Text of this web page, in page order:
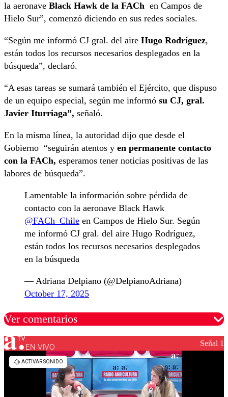
la aeronave Black Hawk de la FACh en Campos de
Hielo Sur”, comenzó diciendo en sus redes sociales.
“Según me informó CJ gral. del aire Hugo Rodríguez,
están todos los recursos necesarios desplegados en la
búsqueda”, declaró.
“A esas tareas se sumará también el Ejército, que dispuso
de un equipo especial, según me informó su CJ, gral.
Javier Iturriaga”, señaló.
En la misma línea, la autoridad dijo que desde el
Gobierno “seguirán atentos y en permanente contacto
con la FACh, esperamos tener noticias positivas de las
labores de búsqueda”.
Lamentable la información sobre pérdida de
contacto con la aeronave Black Hawk
@FACh_Chile en Campos de Hielo Sur. Según
me informó CJ gral. del aire Hugo Rodríguez,
están todos los recursos necesarios desplegados
en la búsqueda
— Adriana Delpiano (@DelpianoAdriana)
October 17, 2025
Ver comentarios
Los comentarios son moderados para garantizar un
diálogo respetuoso.
EN VIVO Señal 1